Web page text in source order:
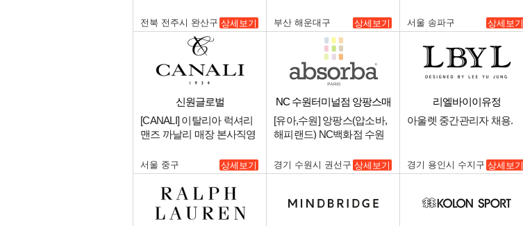
전북 전주시 완산구 상세보기
용.
부산 해운대구 상세보기 서울 송파구 상세보기
신원글로벌
[CANALI] 이탈리아 럭셔리
맨즈 까날리 매장 본사직영
서울 중구 상세보기
NC 수원터미널점 앙팡스매
장
[유아,수원] 앙팡스(압소바,
해피랜드) NC백화점 수원
구인.
경기 수원시 권선구 상세보기
리엘바이이유정
아울렛 중간관리자 채용.
경기 용인시 수지구 상세보기